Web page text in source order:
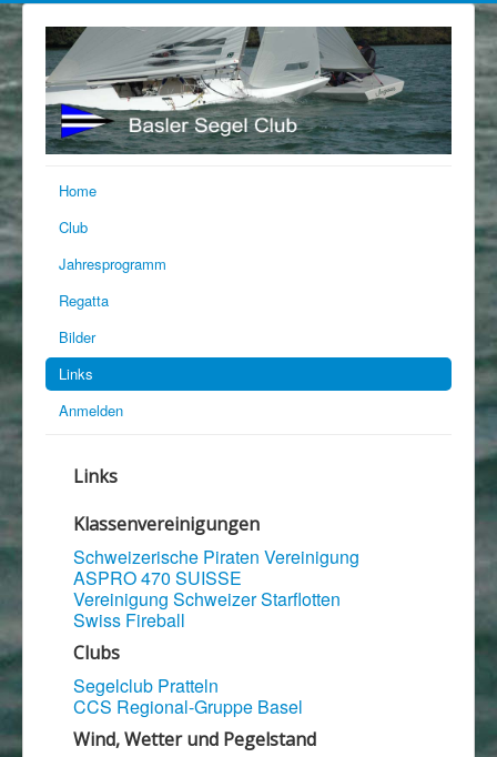
Home
Club
Jahresprogramm
Regatta
Bilder
Links
Anmelden
Links
Klassenvereinigungen
Schweizerische Piraten Vereinigung
ASPRO 470 SUISSE
Vereinigung Schweizer Starflotten
Swiss Fireball
Clubs
Segelclub Pratteln
CCS Regional-Gruppe Basel
Wind, Wetter und Pegelstand